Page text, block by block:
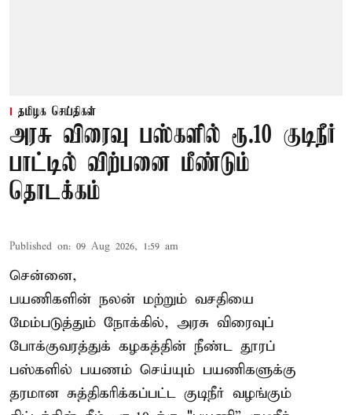
தமிழக செய்திகள்
அரசு விரைவு பஸ்களில் ரூ.10 குடிநீர்
பாட்டில் விற்பனை மீண்டும்
தொடக்கம்
Published on: 09 Aug 2026, 1:59 am
சென்னை,
பயணிகளின் நலன் மற்றும் வசதியை
மேம்படுத்தும் நோக்கில், அரசு விரைவுப்
போக்குவரத்துக் கழகத்தின் நீண்ட தூரப்
பஸ்களில் பயணம் செய்யும் பயணிகளுக்கு
தரமான சுத்திகரிக்கப்பட்ட குடிநீர் வழங்கும்